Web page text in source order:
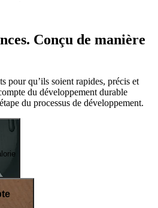
Conçu de manière
pour qu’ils soient rapides, précis et
du développement durable
du processus de développement.